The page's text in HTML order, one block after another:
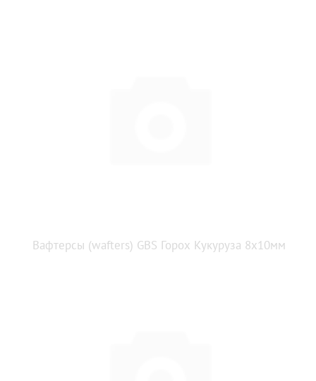
Вафтерсы (wafters) GBS Горох Кукуруза 8x10мм